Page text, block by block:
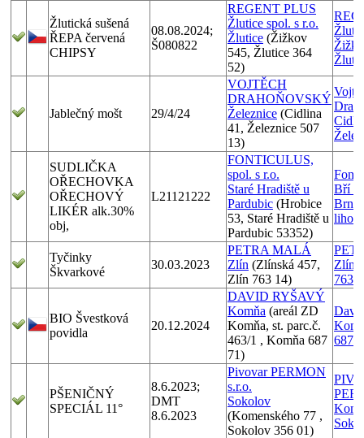
Žlutická sušená
ŘEPA červená
CHIPSY
08.08.2024;
Š080822
REGENT PLUS
Žlutice spol. s r.o.
Žlutice (Žižkov
545, Žlutice 364
52)
Jablečný mošt 29/4/24
VOJTĚCH
DRAHOŇOVSKÝ
Železnice (Cidlina
41, Železnice 507
13)
SUDLIČKA
OŘECHOVKA
OŘECHOVÝ
LIKÉR alk.30%
obj,
L21121222
FONTICULUS,
spol. s r.o.
Staré Hradiště u
Pardubic (Hrobice
53, Staré Hradiště u
Pardubic 53352)
Bří
Tyčinky
Škvarkové
30.03.2023
PETRA MALÁ
Zlín (Zlínská 457,
Zlín 763 14)
BIO Švestková
povidla
20.12.2024
DAVID RYŠAVÝ
Komňa (areál ZD
Komňa, st. parc.č.
463/1 , Komňa 687
71)
PŠENIČNÝ
SPECIÁL 11°
8.6.2023;
DMT
8.6.2023
Pivovar PERMON
s.r.o.
Sokolov
(Komenského 77 ,
Sokolov 356 01)